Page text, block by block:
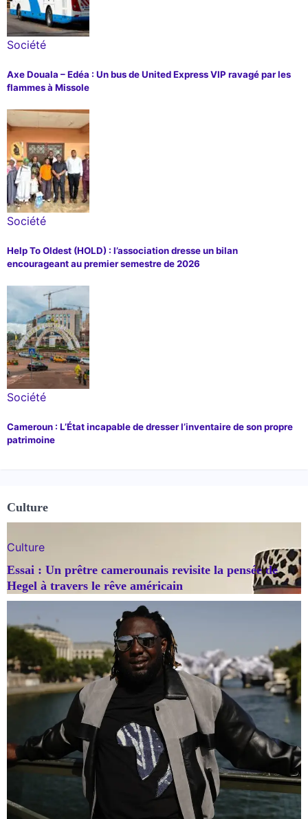
Société
Axe Douala – Edéa : Un bus de United Express VIP ravagé par les
flammes à Missole
Société
Help To Oldest (HOLD) : l’association dresse un bilan
encourageant au premier semestre de 2026
Société
Cameroun : L’État incapable de dresser l’inventaire de son propre
patrimoine
Culture
Culture
Essai : Un prêtre camerounais revisite la pensée de
Hegel à travers le rêve américain